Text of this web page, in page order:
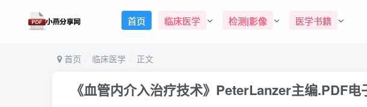
首页 临床医学 检测|影像 医学书籍
首页 临床医学 正文
《血管内介入治疗技术》PeterLanzer主编.PDF电